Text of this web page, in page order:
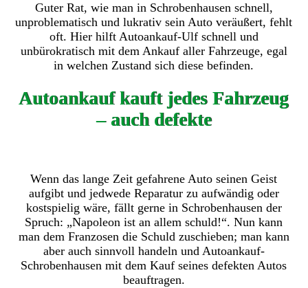
Guter Rat, wie man in Schrobenhausen schnell,
unproblematisch und lukrativ sein Auto veräußert, fehlt
oft. Hier hilft Autoankauf-Ulf schnell und
unbürokratisch mit dem Ankauf aller Fahrzeuge, egal
in welchen Zustand sich diese befinden.
Autoankauf kauft jedes Fahrzeug
– auch defekte
Wenn das lange Zeit gefahrene Auto seinen Geist
aufgibt und jedwede Reparatur zu aufwändig oder
kostspielig wäre, fällt gerne in Schrobenhausen der
Spruch: „Napoleon ist an allem schuld!“. Nun kann
man dem Franzosen die Schuld zuschieben; man kann
aber auch sinnvoll handeln und Autoankauf-
Schrobenhausen mit dem Kauf seines defekten Autos
beauftragen.